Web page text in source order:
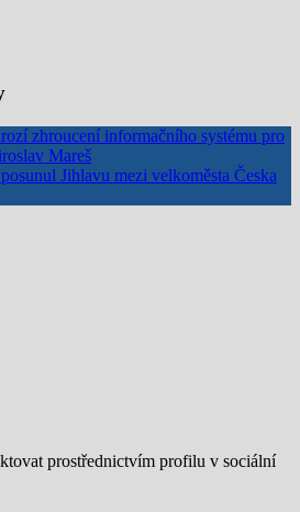
zhroucení informačního systému pro
Mareš
Jihlavu mezi velkoměsta Česka
prostřednictvím profilu v sociální